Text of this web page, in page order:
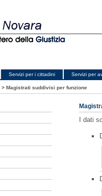
Servizi per i cittadini Servizi per
> Magistrati suddivisi per funzione
I dati